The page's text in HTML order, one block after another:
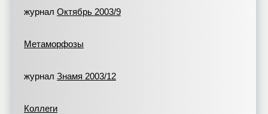
журнал Октябрь 2003/9
Метаморфозы
журнал Знамя 2003/12
Коллеги